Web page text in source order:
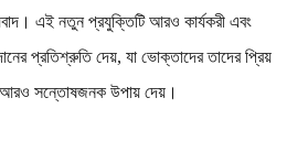
এই নতুন প্রযুক্তিটি আরও কার্যকরী এবং
প্রতিশ্রুতি দেয়, যা ভোক্তাদের তাদের প্রিয়
আরও সন্তোষজনক উপায় দেয়।